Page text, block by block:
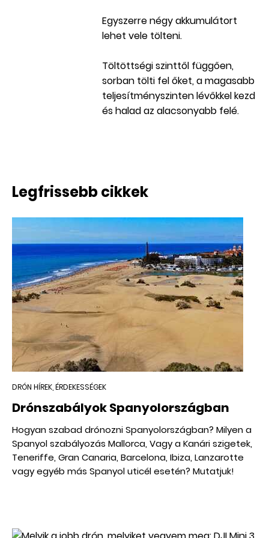
Egyszerre négy akkumulátort
lehet vele tölteni.
Töltöttségi szinttől függően,
sorban tölti fel őket, a magasabb
teljesítményszinten lévőkkel kezd
és halad az alacsonyabb felé.
Legfrissebb cikkek
DRÓN HÍREK, ÉRDEKESSÉGEK
Drónszabályok Spanyolországban
Hogyan szabad drónozni Spanyolországban? Milyen a
Spanyol szabályozás Mallorca, Vagy a Kanári szigetek,
Teneriffe, Gran Canaria, Barcelona, Ibiza, Lanzarotte
vagy egyéb más Spanyol uticél esetén? Mutatjuk!